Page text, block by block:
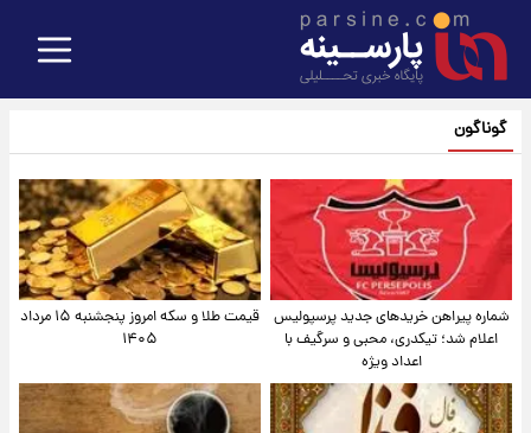
گوناگون
شماره پیراهن خریدهای جدید پرسپولیس
اعلام شد؛ تیکدری، محبی و سرگیف با
اعداد ویژه
قیمت طلا و سکه امروز پنجشنبه ۱۵ مرداد
۱۴۰۵